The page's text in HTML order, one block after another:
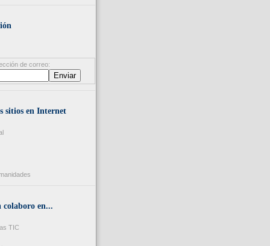
de correo:
sitios en Internet
colaboro en...
TIC